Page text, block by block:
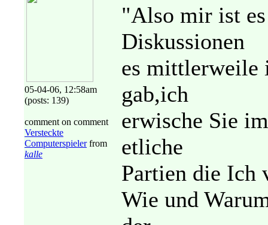
05-04-06, 12:58am
(posts: 139)
comment on comment
Versteckte
Computerspielerfrom
kalle
"Also mir ist
Diskussionen
es mittlerweile
gab,ich
erwische Sie
etliche
Partien die Ich
Wie und